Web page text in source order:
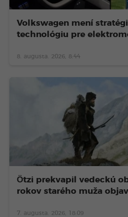
Volkswagen mení
technológiu pre
8. augusta. 2026, 8:44
Ötzi prekvapil vedeckú
rokov starého muža
7. augusta. 2026, 18:09